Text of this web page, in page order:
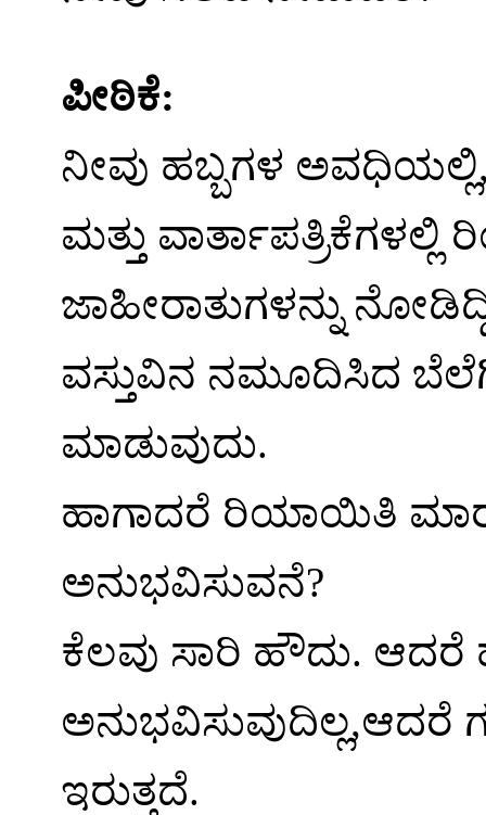
ಪೀಠಿಕೆ:
ನೀವು ಹಬ್ಬಗಳ ಅವಧಿಯಲ್ಲಿ
ಮತ್ತು
ಜಾಹೀರಾತುಗಳನ್ನು
ವಸ್ತುವಿನ ನಮೂದಿಸಿದ
ಮಾಡುವುದು.
ಹಾಗಾದರೆ ರಿಯಾಯಿತಿ
ಅನುಭವಿಸುವನೆ?
ಕೆಲವು ಸಾರಿ ಹೌದು. ಆದರೆ
ಅನುಭವಿಸುವುದಿಲ್ಲ,ಆದರೆ
ಇರುತ್ತದೆ.